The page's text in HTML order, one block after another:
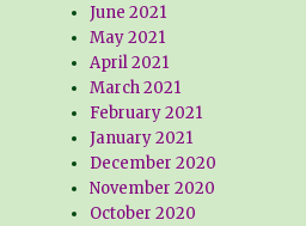
June 2021
May 2021
April 2021
March 2021
February 2021
January 2021
December 2020
November 2020
October 2020